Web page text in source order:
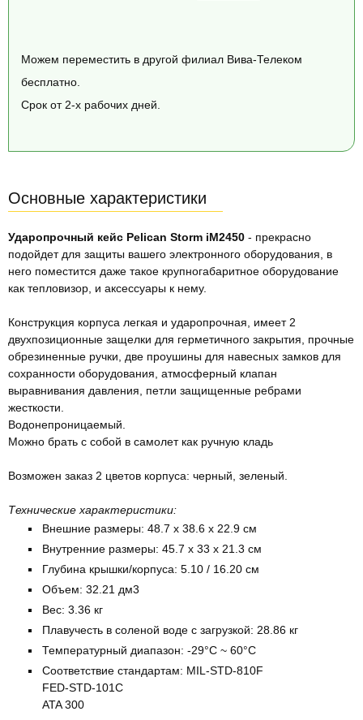
Можем переместить в другой филиал Вива-Телеком
бесплатно.
Срок от 2-х рабочих дней.
Основные характеристики
Ударопрочный кейс Pelican Storm iM2450 - прекрасно
подойдет для защиты вашего электронного оборудования, в
него поместится даже такое крупногабаритное оборудование
как тепловизор, и аксессуары к нему.
Конструкция корпуса легкая и ударопрочная, имеет 2
двухпозиционные защелки для герметичного закрытия, прочные
обрезиненные ручки, две проушины для навесных замков для
сохранности оборудования, атмосферный клапан
выравнивания давления, петли защищенные ребрами
жесткости.
Водонепроницаемый.
Можно брать с собой в самолет как ручную кладь
Возможен заказ 2 цветов корпуса: черный, зеленый.
Технические характеристики:
Внешние размеры: 48.7 x 38.6 x 22.9 см
Внутренние размеры: 45.7 x 33 x 21.3 см
Глубина крышки/корпуса: 5.10 / 16.20 см
Объем: 32.21 дм3
Вес: 3.36 кг
Плавучесть в соленой воде с загрузкой: 28.86 кг
Температурный диапазон: -29°C ~ 60°C
Соответствие стандартам: MIL-STD-810F
FED-STD-101C
ATA 300